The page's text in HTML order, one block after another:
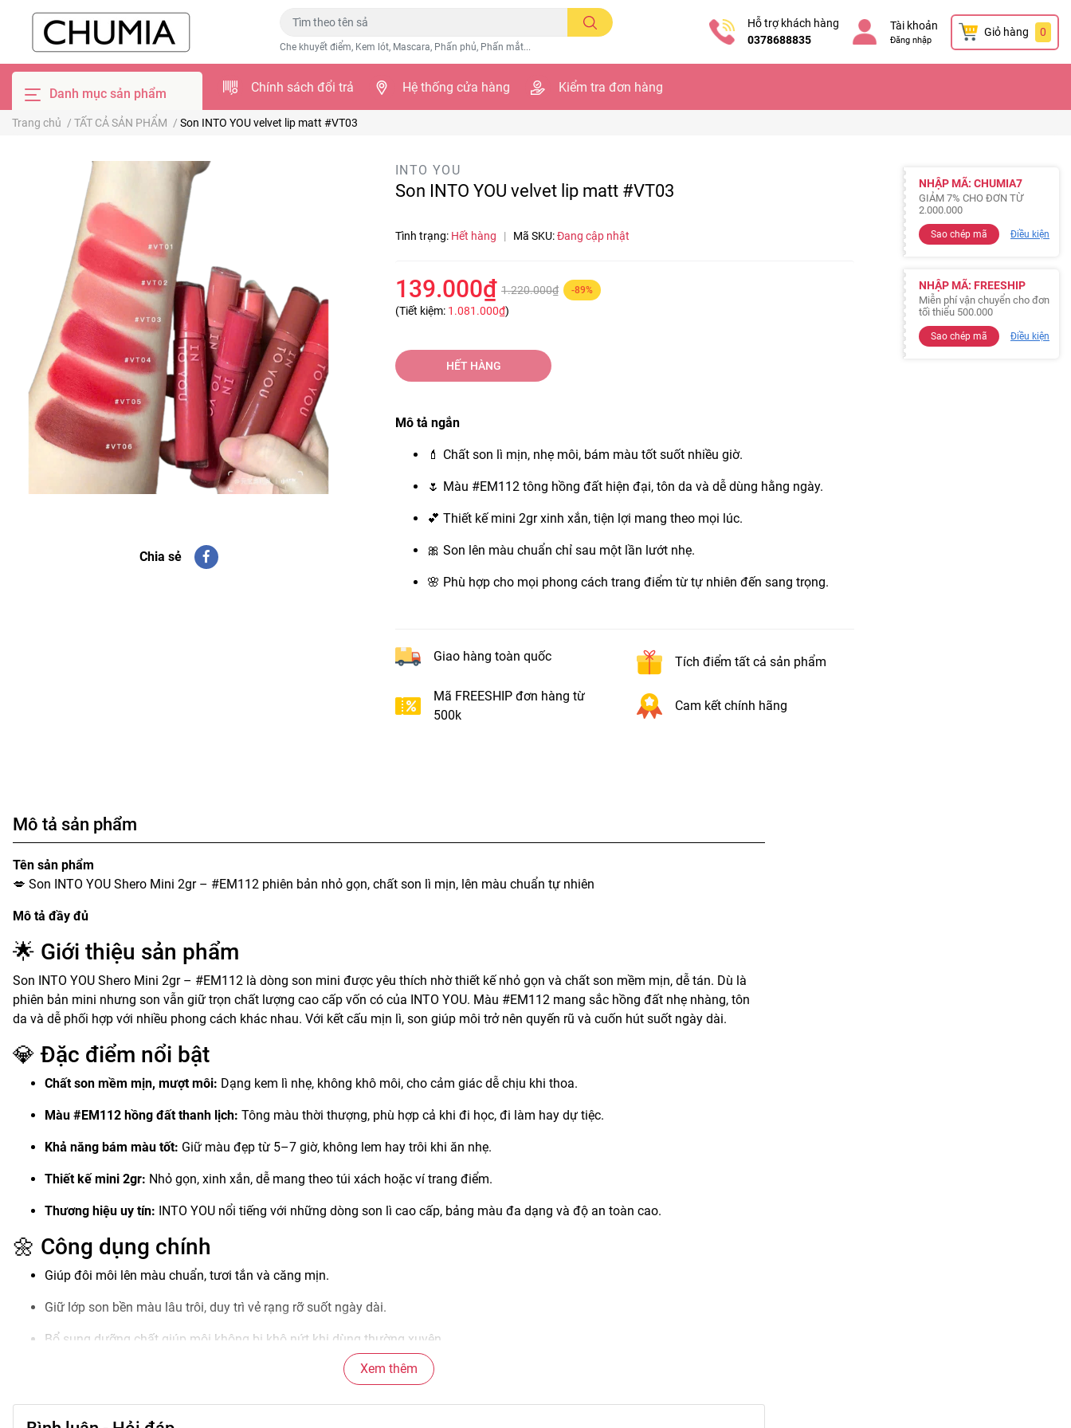
Che khuyết điểm, Kem lót, Mascara, Phấn phủ, Phấn mắt...
Hỗ trợ khách hàng
0378688835
Tài khoản
Đăng nhập
Giỏ hàng 0
Danh mục sản phẩm Chính sách đổi trả Hệ thống cửa hàng Kiểm tra đơn hàng
Trang chủ / TẤT CẢ SẢN PHẨM / Son INTO YOU velvet lip matt #VT03
Chia sẻ
INTO YOU
Son INTO YOU velvet lip matt #VT03
Tình trạng: Hết hàng | Mã SKU:Đang cập nhật
139.000₫ 1.220.000₫ -89%
(Tiết kiệm: 1.081.000₫)
HẾT HÀNG
Mô tả ngắn
💄 Chất son lì mịn, nhẹ môi, bám màu tốt suốt nhiều giờ.
🌷 Màu #EM112 tông hồng đất hiện đại, tôn da và dễ dùng hằng ngày.
💕 Thiết kế mini 2gr xinh xắn, tiện lợi mang theo mọi lúc.
🎀 Son lên màu chuẩn chỉ sau một lần lướt nhẹ.
🌸 Phù hợp cho mọi phong cách trang điểm từ tự nhiên đến sang trọng.
Giao hàng toàn quốc Tích điểm tất cả sản phẩm
Mã FREESHIP đơn hàng từ
500k
Cam kết chính hãng
NHẬP MÃ: CHUMIA7
GIẢM 7% CHO ĐƠN TỪ
2.000.000
Sao chép mã Điều kiện
NHẬP MÃ: FREESHIP
Miễn phí vận chuyển cho đơn
tối thiểu 500.000
Sao chép mã Điều kiện
Mô tả sản phẩm
Tên sản phẩm
💋 Son INTO YOU Shero Mini 2gr – #EM112 phiên bản nhỏ gọn, chất son lì mịn, lên màu chuẩn tự nhiên
Mô tả đầy đủ
🌟 Giới thiệu sản phẩm
Son INTO YOU Shero Mini 2gr – #EM112 là dòng son mini được yêu thích nhờ thiết kế nhỏ gọn và chất son mềm mịn, dễ tán. Dù là
phiên bản mini nhưng son vẫn giữ trọn chất lượng cao cấp vốn có của INTO YOU. Màu #EM112 mang sắc hồng đất nhẹ nhàng, tôn
da và dễ phối hợp với nhiều phong cách khác nhau. Với kết cấu mịn lì, son giúp môi trở nên quyến rũ và cuốn hút suốt ngày dài.
💎 Đặc điểm nổi bật
Chất son mềm mịn, mượt môi: Dạng kem lì nhẹ, không khô môi, cho cảm giác dễ chịu khi thoa.
Màu #EM112 hồng đất thanh lịch: Tông màu thời thượng, phù hợp cả khi đi học, đi làm hay dự tiệc.
Khả năng bám màu tốt: Giữ màu đẹp từ 5–7 giờ, không lem hay trôi khi ăn nhẹ.
Thiết kế mini 2gr: Nhỏ gọn, xinh xắn, dễ mang theo túi xách hoặc ví trang điểm.
Thương hiệu uy tín: INTO YOU nổi tiếng với những dòng son lì cao cấp, bảng màu đa dạng và độ an toàn cao.
🌼 Công dụng chính
Giúp đôi môi lên màu chuẩn, tươi tắn và căng mịn.
Giữ lớp son bền màu lâu trôi, duy trì vẻ rạng rỡ suốt ngày dài.
Bổ sung dưỡng chất giúp môi không bị khô nứt khi dùng thường xuyên.
Phù hợp với nhiều tone da, dễ kết hợp cùng các kiểu makeup khác nhau.
Xem thêm